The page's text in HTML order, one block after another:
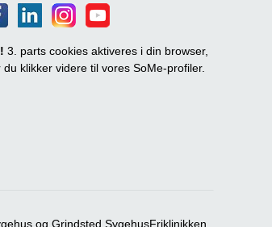
3. parts cookies aktiveres i din browser,
du klikker videre til vores SoMe-profiler.
og Grindsted SygehusFriklinikken